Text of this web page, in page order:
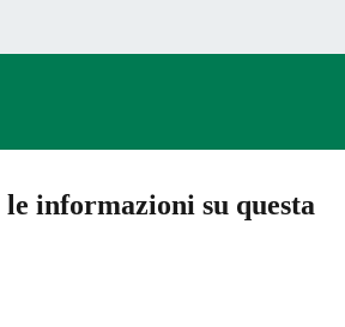
informazioni su questa